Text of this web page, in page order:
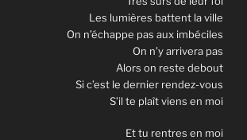
Les lumières battent la ville
On n’échappe pas aux imbéciles
On n’y arrivera pas
Alors on reste debout
Si c’est le dernier rendez-vous
S’il te plaît viens en moi
Et tu rentres en moi